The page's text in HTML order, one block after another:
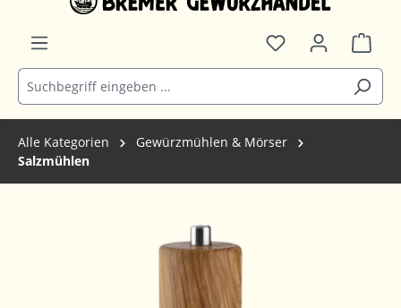
Alle Kategorien
Gewürzmühlen & Mörser
Salzmühlen